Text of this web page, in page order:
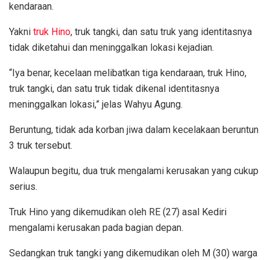
kendaraan.
Yakni truk Hino, truk tangki, dan satu truk yang identitasnya
tidak diketahui dan meninggalkan lokasi kejadian.
“Iya benar, kecelaan melibatkan tiga kendaraan, truk Hino,
truk tangki, dan satu truk tidak dikenal identitasnya
meninggalkan lokasi,” jelas Wahyu Agung.
Beruntung, tidak ada korban jiwa dalam kecelakaan beruntun
3 truk tersebut.
Walaupun begitu, dua truk mengalami kerusakan yang cukup
serius.
Truk Hino yang dikemudikan oleh RE (27) asal Kediri
mengalami kerusakan pada bagian depan.
Sedangkan truk tangki yang dikemudikan oleh M (30) warga